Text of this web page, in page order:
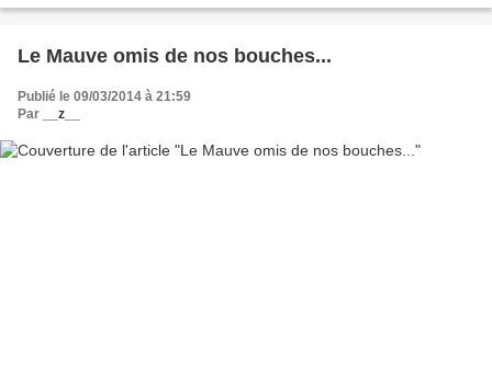
Le Mauve omis de nos bouches...
Publié le 09/03/2014 à 21:59
Par
__z__